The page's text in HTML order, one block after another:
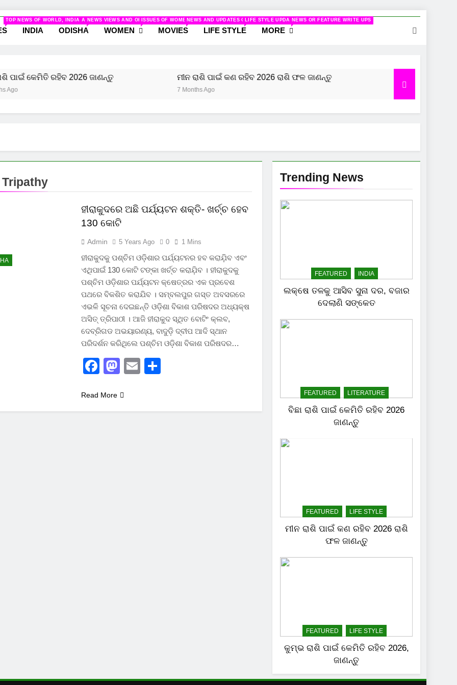
And Women
TOP NEWS OF WORLD, INDIA AND ODISHA
INDIA ODISHA
NEWS VIEWS AND ODISHA
WOMEN
ISSUES OF WOMEN AND NEWS RELATED TO WOMEN
MOVIES
NEWS AND UPDATES ON CINEMA
LIFE STYLE
LIFE STYLE UPDATES
MORE
NEWS OR FEATURE WRITE UPS
କେମିତି ରହିବ 2026 ଜାଣନ୍ତୁ ମୀନ ରାଶି ପାଇଁ କଣ ରହିବ 2026 ରାଶି ଫଳ ଜାଣନ୍ତୁ
7 Months Ago 7 Months Ago
ହୀରାକୁଦରେ ଅଛି ପର୍ଯ୍ୟଟନ ଶକ୍ତି- ଖର୍ଚ୍ଚ ହେବ
130 କୋଟି
Admin 5 Years Ago 0 1 Mins
ହୀରାକୁଦକୁ ପଶ୍ଚିମ ଓଡ଼ିଶାର ପର୍ଯ୍ୟଟନର ହବ କରାଯ଼ିବ ଏବଂ
ଏଥିପାଇଁ 130 କୋଟି ଟଙ୍କା ଖର୍ଚ୍ଚ କରାଯ଼ିବ । ହୀରାକୁଦକୁ
ପଶ୍ଚିମ ଓଡ଼ିଶାର ପର୍ଯ୍ୟଟନ କ୍ଷେତ୍ରର ଏକ ପ୍ରବେଶ
ପଥରେ ବିକଶିତ କରାଯିବ । ସମ୍ବଲପୁର ଗସ୍ତ ଅବସରରେ
ଏଭଳି ସୂଚନା ଦେଇଛନ୍ତି ଓଡ଼ିଶା ବିକାଶ ପରିଷଦର ଅଧ୍ୟକ୍ଷ
ଅସିତ୍ ତ୍ରିପାଠୀ । ଆଜି ହୀରାକୁଦ ସ୍ଥିତ ବୋଟିଂ କ୍ଲବ,
ଦେବ୍ରିଗଡ ଅଭୟାରଣ୍ୟ, ବାଦୁଡ଼ି ଦ୍ବୀପ ଆଦି ସ୍ଥାନ
ପରିଦର୍ଶନ କରିଥିଲେ ପଶ୍ଚିମ ଓଡ଼ିଶା ବିକାଶ ପରିଷଦର…
Facebook
Mastodon
Email
Read More
Trending News
FEATURED INDIA
ଲକ୍ଷେ ତଳକୁ ଆସିବ ସୁନା ଦର, ବଜାର
ଦେଲାଣି ସଙ୍କେତ
FEATURED LITERATURE
ବିଛା ରାଶି ପାଇଁ କେମିତି ରହିବ 2026
ଜାଣନ୍ତୁ
FEATURED LIFE STYLE
ମୀନ ରାଶି ପାଇଁ କଣ ରହିବ 2026 ରାଶି
ଫଳ ଜାଣନ୍ତୁ
FEATURED LIFE STYLE
କୁମ୍ଭ ରାଶି ପାଇଁ କେମିତି ରହିବ 2026,
ଜାଣନ୍ତୁ